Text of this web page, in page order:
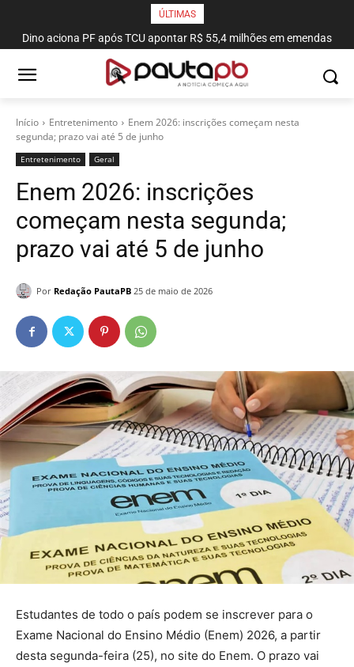
ÚLTIMAS
Dino aciona PF após TCU apontar R$ 55,4 milhões em emendas
suspeitas
Início Entretenimento
Enem 2026: inscrições começam nesta
segunda; prazo vai até 5 de junho
Entretenimento Geral
Enem 2026: inscrições
começam nesta segunda;
prazo vai até 5 de junho
Por Redação PautaPB 25 de maio de 2026
Estudantes de todo o país podem se inscrever para o
Exame Nacional do Ensino Médio (Enem) 2026, a partir
desta segunda-feira (25), no site do Enem. O prazo vai